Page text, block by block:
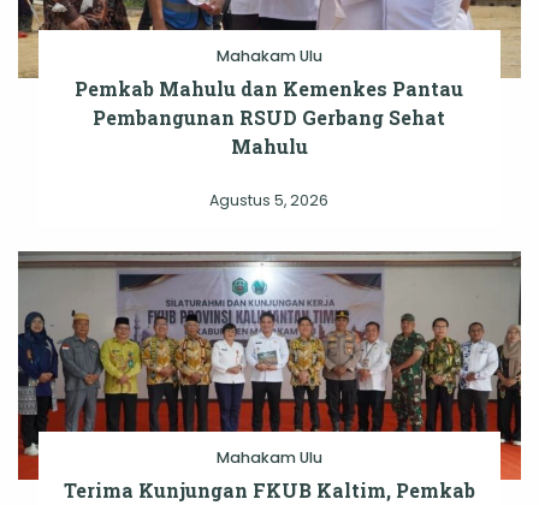
Mahakam Ulu
Pemkab Mahulu dan Kemenkes Pantau
Pembangunan RSUD Gerbang Sehat
Mahulu
Agustus 5, 2026
Mahakam Ulu
Terima Kunjungan FKUB Kaltim, Pemkab